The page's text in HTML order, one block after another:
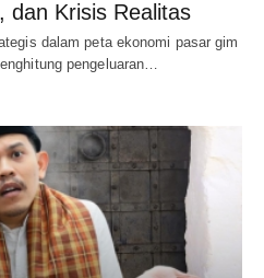
dan Krisis Realitas
dalam peta ekonomi pasar gim
pengeluaran…